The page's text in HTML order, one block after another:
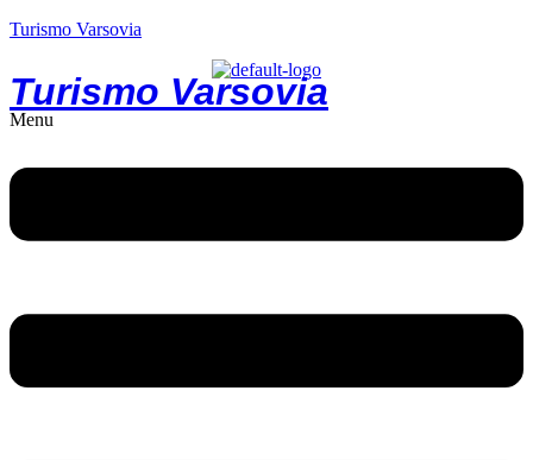
Turismo Varsovia
Turismo Varsovia
Menu